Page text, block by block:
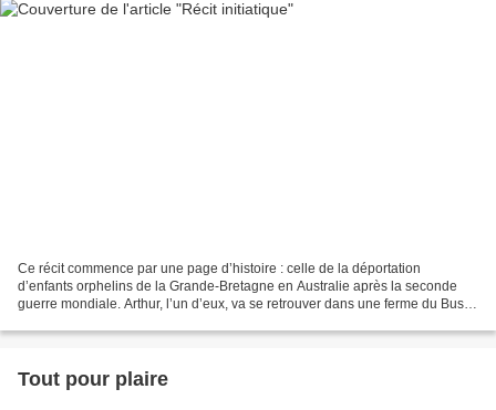
Ce récit commence par une page d’histoire : celle de la déportation
d’enfants orphelins de la Grande-Bretagne en Australie après la seconde
guerre mondiale. Arthur, l’un d’eux, va se retrouver dans une ferme du Bush.
Tout pour plaire